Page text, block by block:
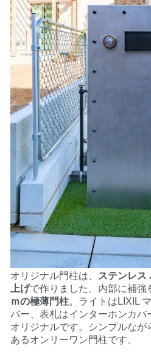
オリジナル門柱は、 ステンレス
上げで作りました。内部に補強
ｍの極薄門柱。 ライトはLIXIL
バー、表札はインターホンカバ
オリジナルです。 シンプルなが
あるオンリーワン門柱です。